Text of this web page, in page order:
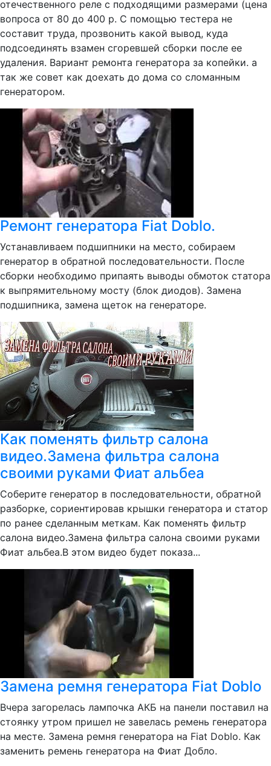
отечественного реле с подходящими размерами (цена
вопроса от 80 до 400 р. С помощью тестера не
составит труда, прозвонить какой вывод, куда
подсоединять взамен сгоревшей сборки после ее
удаления. Вариант ремонта генератора за копейки. а
так же совет как доехать до дома со сломанным
генератором.
Ремонт генератора Fiat Doblo.
Устанавливаем подшипники на место, собираем
генератор в обратной последовательности. После
сборки необходимо припаять выводы обмоток статора
к выпрямительному мосту (блок диодов). Замена
подшипника, замена щеток на генераторе.
Как поменять фильтр салона
видео.Замена фильтра салона
своими руками Фиат альбеа
Соберите генератор в последовательности, обратной
разборке, сориентировав крышки генератора и статор
по ранее сделанным меткам. Как поменять фильтр
салона видео.Замена фильтра салона своими руками
Фиат альбеа.В этом видео будет показа...
Замена ремня генератора Fiat Doblo
Вчера загорелась лампочка АКБ на панели поставил на
стоянку утром пришел не завелась ремень генератора
на месте. Замена ремня генератора на Fiat Doblo. Как
заменить ремень генератора на Фиат Добло.